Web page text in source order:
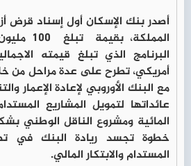
أمريكي، تطرح على عدة مراحل من
مع البنك الأوروبي لإعادة الإعمار
عائداتها لتمويل المشاريع
المائية ومشروع الناقل الوطني
خطوة تجسد ريادة البنك في
المستدام والابتكار المالي.